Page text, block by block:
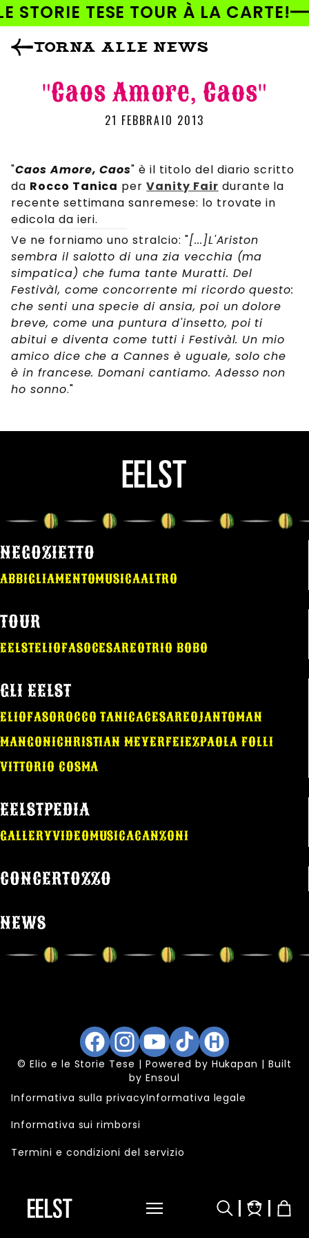
CONTENUTI
STORIE TESE TOUR À LA CARTE!
Accedi
TORNA ALLE NEWS
"Caos Amore, Caos"
21 FEBBRAIO 2013
"Caos Amore, Caos" è il titolo del diario scritto
da Rocco Tanica perVanity Fair durante la
recente settimana sanremese: lo trovate in
edicola da ieri.
Ve ne forniamo uno stralcio: "[...]L'Ariston
sembra il salotto di una zia vecchia (ma
simpatica) che fuma tante Muratti. Del
Festivàl, come concorrente mi ricordo questo:
che senti una specie di ansia, poi un dolore
breve, come una puntura d'insetto, poi ti
abitui e diventa come tutti i Festivàl. Un mio
amico dice che a Cannes è uguale, solo che
è in francese. Domani cantiamo. Adesso non
ho sonno."
NEGOZIETTO
ABBIGLIAMENTOMUSICAALTRO
TOUR
EELSTELIOFASOCESAREOTRIO BOBO
GLI EELST
ELIOFASOROCCO TANICACESAREOJANTOMAN
MANGONICHRISTIAN MEYERFEIEZPAOLA FOLLI
VITTORIO COSMA
EELSTPEDIA
GALLERYVIDEOMUSICACANZONI
CONCERTOZZO
NEWS
FacebookInstagram
YouTubeTikTokHukapan
© Elio e le Storie Tese | Powered by Hukapan | Built
byEnsoul
Informativa sulla privacyInformativa legale
Informativa sui rimborsi
Termini e condizioni del servizio